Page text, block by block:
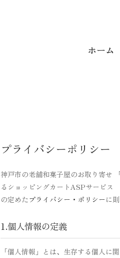
ホーム
プライバシーポリシー
神戸市の老舗和菓子屋のお取り寄せ
るショッピングカートASPサービス
の定めたプライバシー・ポリシー に
1.個人情報の定義
「個人情報」とは、生存する個人に